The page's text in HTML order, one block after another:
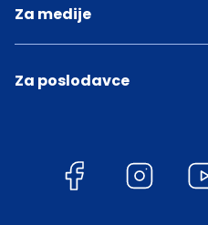
Za medije
Za poslodavce